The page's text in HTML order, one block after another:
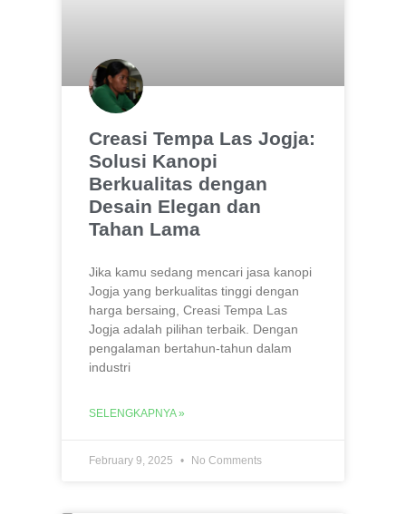
Creasi Tempa Las Jogja:
Solusi Kanopi
Berkualitas dengan
Desain Elegan dan
Tahan Lama
Jika kamu sedang mencari jasa kanopi
Jogja yang berkualitas tinggi dengan
harga bersaing, Creasi Tempa Las
Jogja adalah pilihan terbaik. Dengan
pengalaman bertahun-tahun dalam
industri
SELENGKAPNYA »
February 9, 2025 No Comments